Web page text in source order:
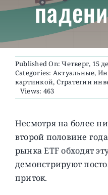
АКТУАЛЬНЫЕ
О ПРОЕКТЕ
Published On: Четверг, 15
Categories: Актуальные,
картинкой, Стратегии
Views: 463
Несмотря на более
второй половине
рынка ETF обходят
демонстрируют
приток.